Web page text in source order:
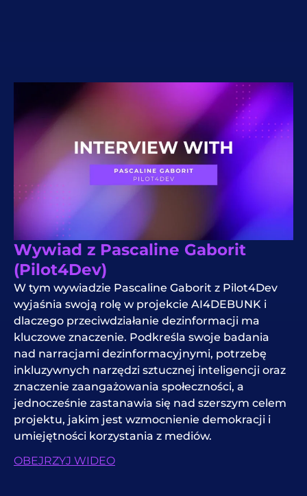
Wywiad z Pascaline Gaborit
(Pilot4Dev)
W tym wywiadzie Pascaline Gaborit z Pilot4Dev
wyjaśnia swoją rolę w projekcie AI4DEBUNK i
dlaczego przeciwdziałanie dezinformacji ma
kluczowe znaczenie. Podkreśla swoje badania
nad narracjami dezinformacyjnymi, potrzebę
inkluzywnych narzędzi sztucznej inteligencji oraz
znaczenie zaangażowania społeczności, a
jednocześnie zastanawia się nad szerszym celem
projektu, jakim jest wzmocnienie demokracji i
umiejętności korzystania z mediów.
OBEJRZYJ WIDEO